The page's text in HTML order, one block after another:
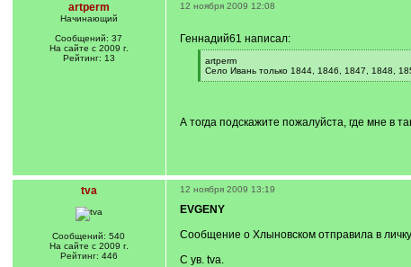
artperm
Начинающий
Сообщений: 37
На сайте с 2009 г.
Рейтинг: 13
12 ноября 2009 12:08
Геннадий61 написал:
[
q
]
artperm
Село Ивань только 1844, 1846, 1847, 1848,
[
А тогда подскажите пожалуйста, где мне в
tva
Сообщений: 540
На сайте с 2009 г.
Рейтинг: 446
12 ноября 2009 13:19
EVGENY
Сообщение о Хлыновском отправила в
С ув. tva.